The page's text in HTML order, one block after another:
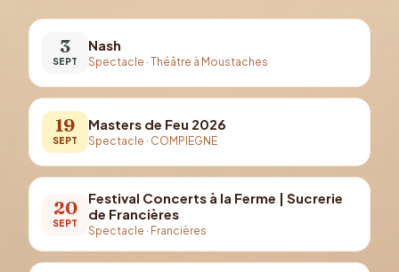
3
SEPT
Nash
Spectacle · Théâtre à Moustaches
19
SEPT
Masters de Feu 2026
Spectacle · COMPIEGNE
20
SEPT
Festival Concerts à la Ferme | Sucrerie
de Francières
Spectacle · Francières